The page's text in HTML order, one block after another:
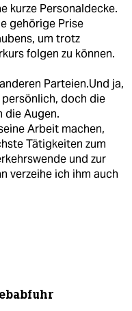
kurze Personaldecke.
gehörige Prise
um trotz
folgen zu können.
Parteien.Und ja,
persönlich, doch die
die Augen.
Arbeit machen,
Tätigkeiten zum
und zur
verzeihe ich ihm auch